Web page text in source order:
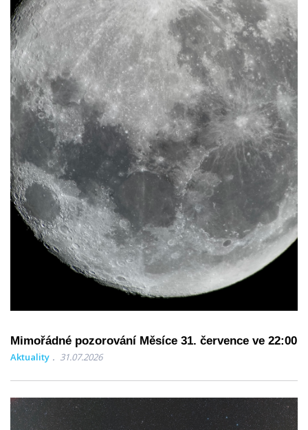
Mimořádné pozorování Měsíce 31. července ve 22:00
Aktuality 31.07.2026